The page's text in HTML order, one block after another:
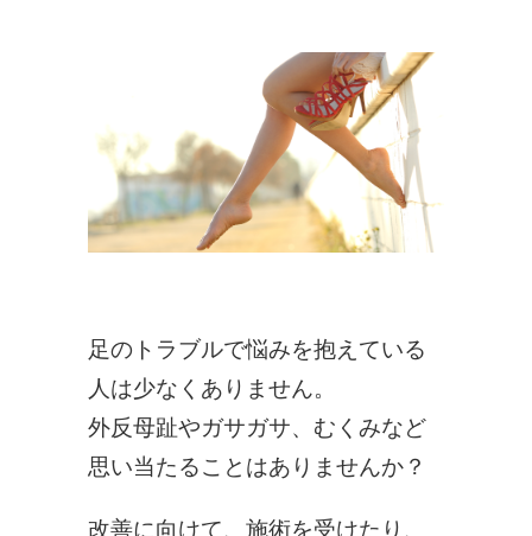
足のトラブルで悩みを抱えている
人は少なくありません。
外反母趾やガサガサ、むくみなど
思い当たることはありませんか？
改善に向けて、施術を受けたり、